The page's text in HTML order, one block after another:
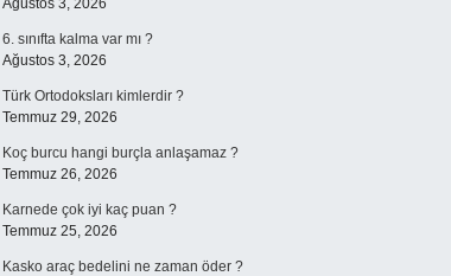
Ağustos 3, 2026
6. sınıfta kalma var mı ?
Ağustos 3, 2026
Türk Ortodoksları kimlerdir ?
Temmuz 29, 2026
Koç burcu hangi burçla anlaşamaz ?
Temmuz 26, 2026
Karnede çok iyi kaç puan ?
Temmuz 25, 2026
Kasko araç bedelini ne zaman öder ?